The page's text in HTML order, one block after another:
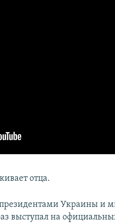
отца.
Украины и
выступал на